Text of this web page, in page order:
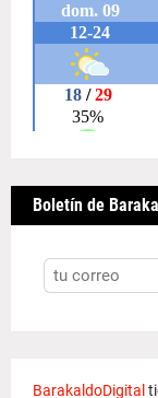
Boletín de
BarakaldoDigital